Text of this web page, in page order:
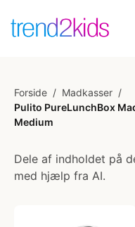
Forside / Madkasser /
Pulito PureLunchBox
Medium
Dele af indholdet på
med hjælp fra AI.